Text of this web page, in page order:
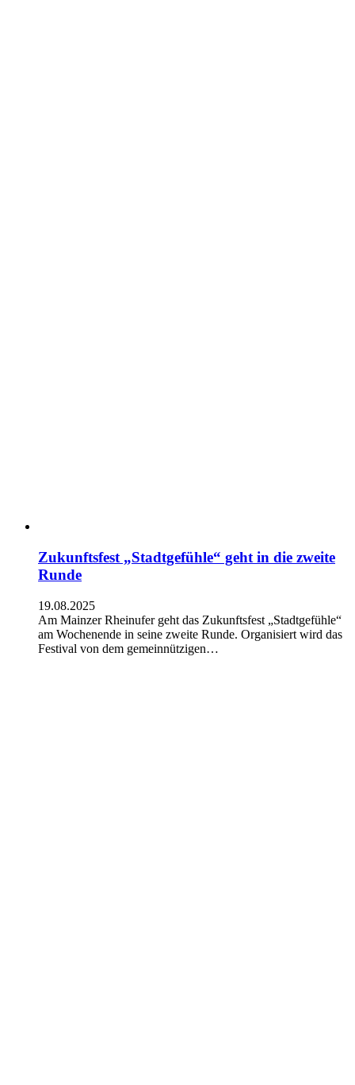
Zukunftsfest „Stadtgefühle“ geht in die zweite
Runde
19.08.2025
Am Mainzer Rheinufer geht das Zukunftsfest „Stadtgefühle“
am Wochenende in seine zweite Runde. Organisiert wird das
Festival von dem gemeinnützigen…